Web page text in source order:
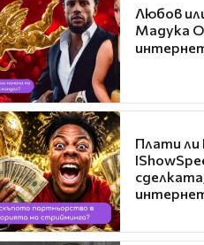
Любов
Мадука
Плати ли